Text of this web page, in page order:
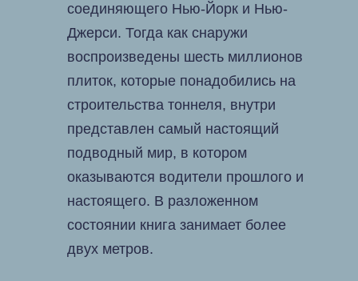
соединяющего Нью-Йорк и Нью-
Джерси. Тогда как снаружи
воспроизведены шесть миллионов
плиток, которые понадобились на
строительства тоннеля, внутри
представлен самый настоящий
подводный мир, в котором
оказываются водители прошлого и
настоящего. В разложенном
состоянии книга занимает более
двух метров.